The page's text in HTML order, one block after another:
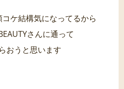
ケ結構気になってるから
さんに通って
おうと思います